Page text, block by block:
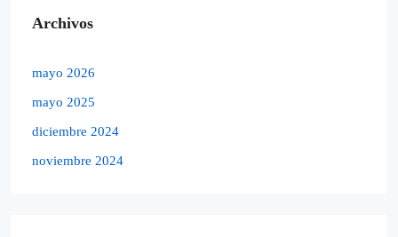
Archivos
mayo 2026
mayo 2025
diciembre 2024
noviembre 2024